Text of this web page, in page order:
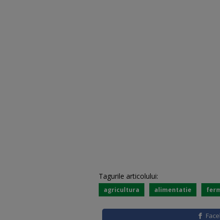
Tagurile articolului:
agricultura alimentatie